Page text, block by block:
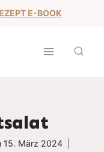
E-BOOK
15. März 2024